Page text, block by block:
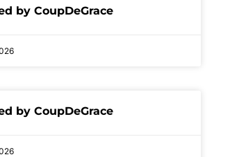
by CoupDeGrace
by CoupDeGrace